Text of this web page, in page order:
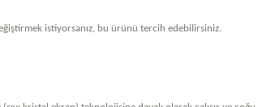
istiyorsanız, bu ürünü tercih edebilirsiniz.